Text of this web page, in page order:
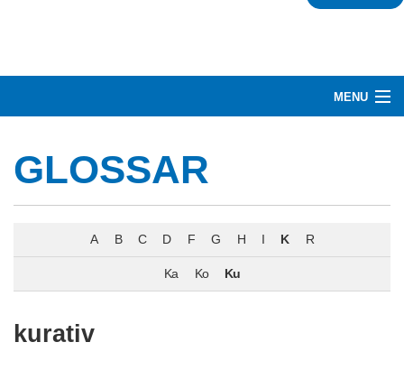
MENU
RUND UM DARMKREBS
GLOSSAR
A B C D F G H I K R
Ka Ko Ku
kurativ